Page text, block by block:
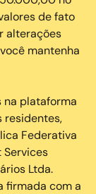
de fato
alterações
mantenha
na plataforma
residentes,
Federativa
Services
Ltda.
firmada com a